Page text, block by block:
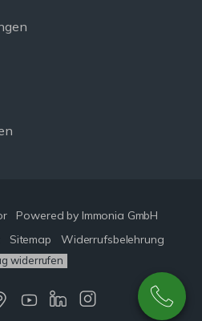
Powered by Immonia GmbH
Sitemap Widerrufsbelehrung
widerrufen